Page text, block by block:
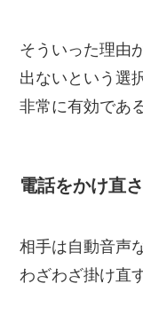
そういった理由
出ないという選
非常に有効であ
電話をかけ直
相手は自動音声
わざわざ掛け直